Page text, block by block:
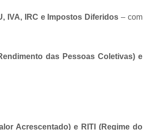
IVA, IRC e Impostos Diferidos – com
das Pessoas Coletivas) e
Acrescentado) e RITI (Regime do